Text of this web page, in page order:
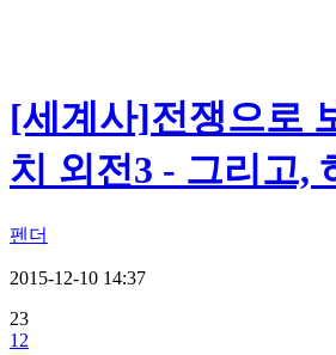
[세계사]전쟁으로
치 외전3 - 그리고,
펜더
2015-12-10 14:37
23
12